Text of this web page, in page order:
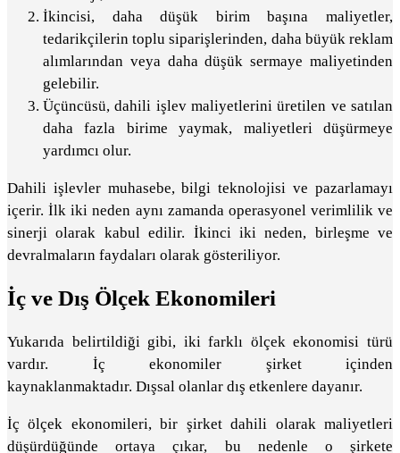
İkincisi, daha düşük birim başına maliyetler,
tedarikçilerin toplu siparişlerinden, daha büyük reklam
alımlarından veya daha düşük sermaye maliyetinden
gelebilir.
Üçüncüsü, dahili işlev maliyetlerini üretilen ve satılan
daha fazla birime yaymak, maliyetleri düşürmeye
yardımcı olur.
Dahili işlevler muhasebe, bilgi teknolojisi ve pazarlamayı
içerir. İlk iki neden aynı zamanda operasyonel verimlilik ve
sinerji olarak kabul edilir. İkinci iki neden, birleşme ve
devralmaların faydaları olarak gösteriliyor.
İç ve Dış Ölçek Ekonomileri
Yukarıda belirtildiği gibi, iki farklı ölçek ekonomisi türü
vardır. İç ekonomiler şirket içinden
kaynaklanmaktadır. Dışsal olanlar dış etkenlere dayanır.
İç ölçek ekonomileri, bir şirket dahili olarak maliyetleri
düşürdüğünde ortaya çıkar, bu nedenle o şirkete